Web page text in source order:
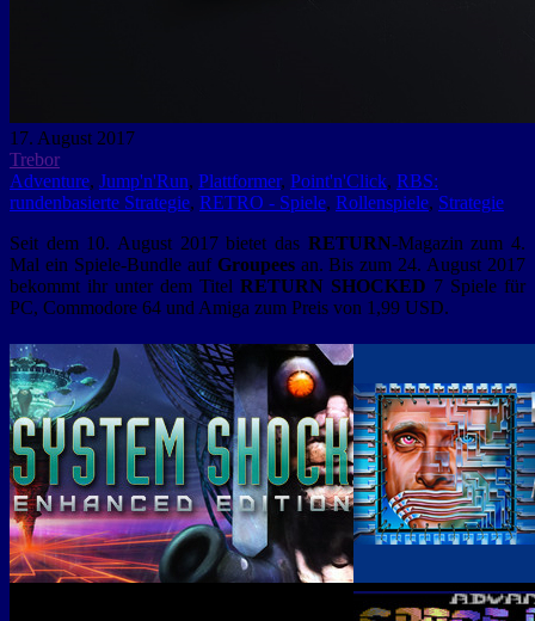
17. August 2017
Trebor
Adventure, Jump'n'Run, Plattformer, Point'n'Click, RBS:
rundenbasierte Strategie, RETRO - Spiele, Rollenspiele, Strategie
Seit dem 10. August 2017 bietet das RETURN-Magazin zum 4.
Mal ein Spiele-Bundle auf Groupeesan. Bis zum 24. August 2017
bekommt ihr unter dem Titel RETURN SHOCKED 7 Spiele für
PC, Commodore 64 und Amiga zum Preis von 1,99 USD.